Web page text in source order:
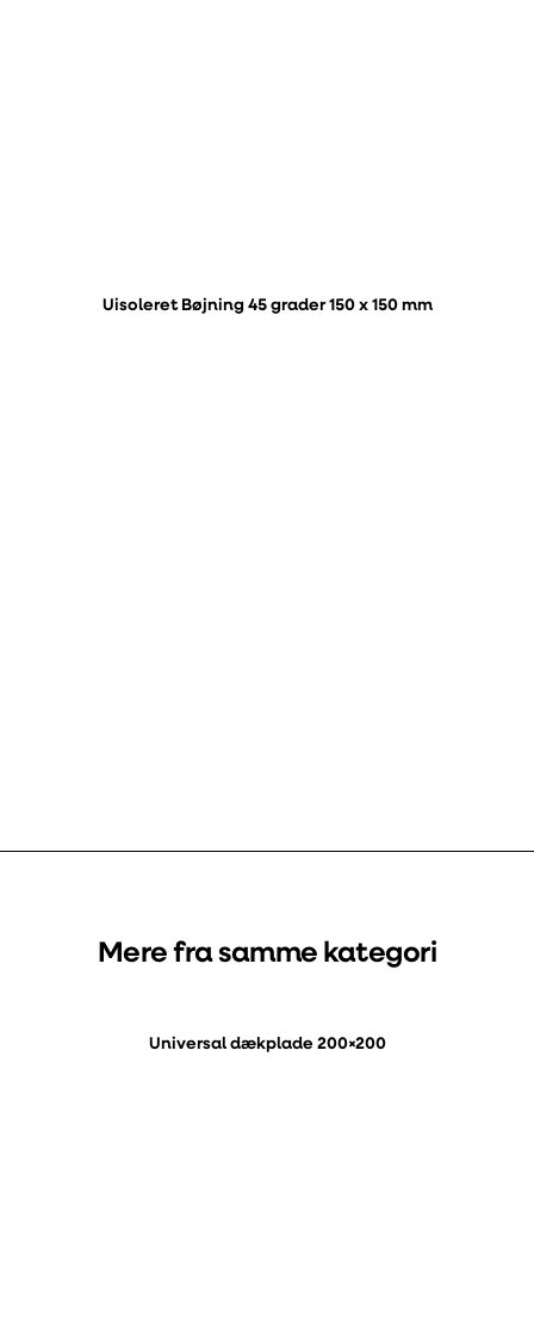
Uisoleret Bøjning 45 grader 150 x 150 mm
Mere fra samme kategori
Universal dækplade 200×200